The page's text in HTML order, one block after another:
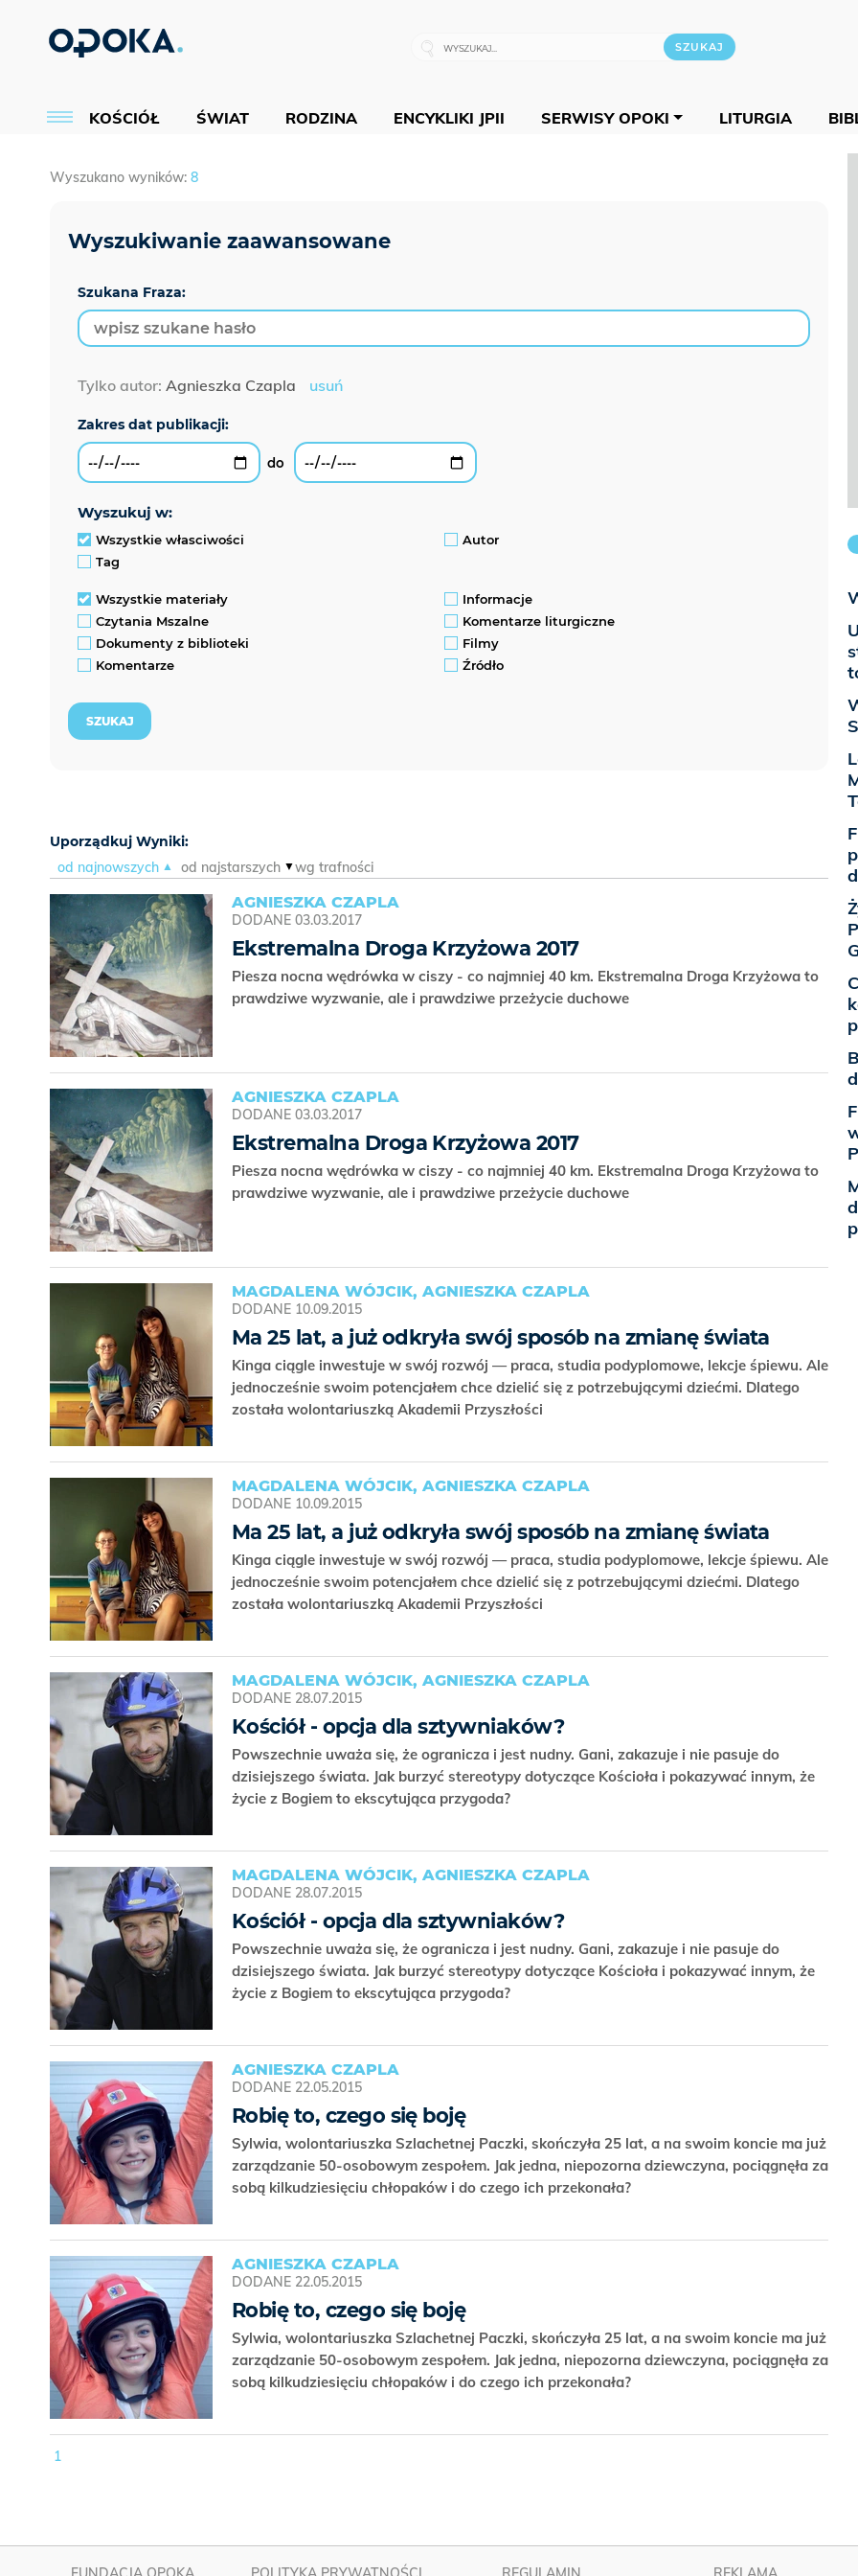
KOŚCIÓŁ ŚWIAT RODZINA ENCYKLIKI JPII SERWISY OPOKI LITURGIA
Wyszukano wyników: 8
Szukana Fraza:
Tylko autor: Agnieszka Czapla usuń
wyszukuj w:
Wszystkie własciwości
Autor
Tag
Wszystkie materiały
Informacje
Czytania Mszalne
Komentarze liturgiczne
Dokumenty z biblioteki
Filmy
Komentarze
Źródło
Uporządkuj Wyniki:
od najnowszych
od najstarszych wg trafności
AGNIESZKA CZAPLA
DODANE 03.03.2017
Ekstremalna Droga Krzyżowa 2017
Piesza nocna wędrówka w ciszy - co najmniej 40 km. Ekstremalna Droga Krzyżowa to
prawdziwe wyzwanie, ale i prawdziwe przeżycie duchowe
AGNIESZKA CZAPLA
DODANE 03.03.2017
Ekstremalna Droga Krzyżowa 2017
Piesza nocna wędrówka w ciszy - co najmniej 40 km. Ekstremalna Droga Krzyżowa to
prawdziwe wyzwanie, ale i prawdziwe przeżycie duchowe
MAGDALENA WÓJCIK, AGNIESZKA CZAPLA
DODANE 10.09.2015
Ma 25 lat, a już odkryła swój sposób na zmianę świata
Kinga ciągle inwestuje w swój rozwój — praca, studia podyplomowe, lekcje śpiewu. Ale
jednocześnie swoim potencjałem chce dzielić się z potrzebującymi dziećmi. Dlatego
została wolontariuszką Akademii Przyszłości
MAGDALENA WÓJCIK, AGNIESZKA CZAPLA
DODANE 10.09.2015
Ma 25 lat, a już odkryła swój sposób na zmianę świata
Kinga ciągle inwestuje w swój rozwój — praca, studia podyplomowe, lekcje śpiewu. Ale
jednocześnie swoim potencjałem chce dzielić się z potrzebującymi dziećmi. Dlatego
została wolontariuszką Akademii Przyszłości
MAGDALENA WÓJCIK, AGNIESZKA CZAPLA
DODANE 28.07.2015
Kościół - opcja dla sztywniaków?
Powszechnie uważa się, że ogranicza i jest nudny. Gani, zakazuje i nie pasuje do
dzisiejszego świata. Jak burzyć stereotypy dotyczące Kościoła i pokazywać innym, że
życie z Bogiem to ekscytująca przygoda?
MAGDALENA WÓJCIK, AGNIESZKA CZAPLA
DODANE 28.07.2015
Kościół - opcja dla sztywniaków?
Powszechnie uważa się, że ogranicza i jest nudny. Gani, zakazuje i nie pasuje do
dzisiejszego świata. Jak burzyć stereotypy dotyczące Kościoła i pokazywać innym, że
życie z Bogiem to ekscytująca przygoda?
AGNIESZKA CZAPLA
DODANE 22.05.2015
Robię to, czego się boję
Sylwia, wolontariuszka Szlachetnej Paczki, skończyła 25 lat, a na swoim koncie ma już
zarządzanie 50-osobowym zespołem. Jak jedna, niepozorna dziewczyna, pociągnęła za
sobą kilkudziesięciu chłopaków i do czego ich przekonała?
AGNIESZKA CZAPLA
DODANE 22.05.2015
Robię to, czego się boję
Sylwia, wolontariuszka Szlachetnej Paczki, skończyła 25 lat, a na swoim koncie ma już
zarządzanie 50-osobowym zespołem. Jak jedna, niepozorna dziewczyna, pociągnęła za
sobą kilkudziesięciu chłopaków i do czego ich przekonała?
1